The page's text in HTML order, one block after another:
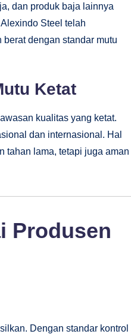
dan produk baja lainnya
Steel telah
dengan standar mutu
Ketat
kualitas yang ketat.
dan internasional. Hal
tahan lama, tetapi juga aman
Produsen
Dengan standar kontrol